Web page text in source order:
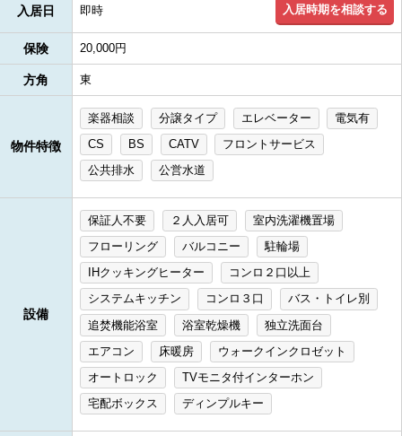
入居日 即時 入居時期を相談する
保険 20,000円
方角 東
物件特徴
楽器相談 分譲タイプ エレベーター
電気有
CS
BS CATV
フロントサービス
公共排水
公営水道
設備
保証人不要 ２人入居可
室内洗濯機置場
フローリング
バルコニー
駐輪場
IHクッキングヒーター
コンロ２口以上
システムキッチン
コンロ３口
バス・トイレ別
追焚機能浴室
浴室乾燥機
独立洗面台
エアコン
床暖房
ウォークインクロゼット
オートロック
TVモニタ付インターホン
宅配ボックス
ディンプルキー